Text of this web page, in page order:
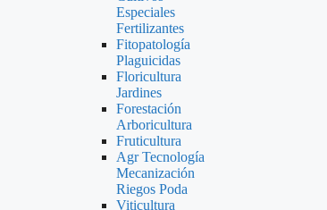
Especiales
Fertilizantes
Fitopatología
Plaguicidas
Floricultura
Jardines
Forestación
Arboricultura
Fruticultura
Agr Tecnología
Mecanización
Riegos Poda
Viticultura